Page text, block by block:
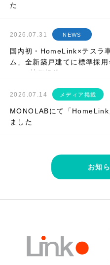
た
2026.07.31 NEWS
国内初・HomeLink×テスラ
ム」全新築戸建てに標準採用
にIoT技術提供⭐etc…マンス
2026.07.14 メディア掲載
MONOLABにて「
ました
お知